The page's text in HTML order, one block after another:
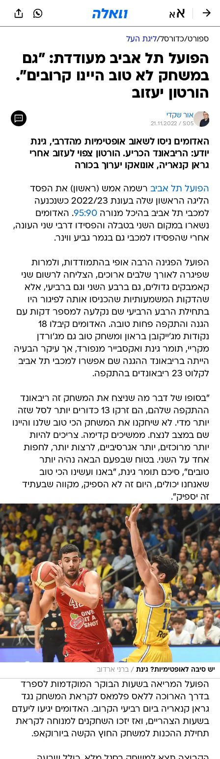
ספורט/כדורסל/ליגת העל
הפועל תל אביב מעודדת: "גם
במשחק לא טוב היינו קרובים".
הורטון יעזוב
אור שקדי
21.11.2022 / 5:05
האדומים ניסו לשאוב אופטימיות מהדרבי, גינת
יודע: הריבאונד הכריע. הורטון צפוי לעזוב אחרי
גראן קנאריה, אונואקו יערוך בכורה
הפועל תל אביב רשמה אמש (ראשון) את הפסד
הליגה הראשון שלה בעונת 2022/23 כשנכנעה
למכבי תל אביב בהיכל מנורה95:90. האדומים
נשארו במקום השני בטבלה והפסידו דרבי שני העונה,
אחרי שהפסידו למכבי גם בגמר גביע ווינר.
הפועל הפגינה הרבה אופי בהתמודדות, ולמרות
שפיגרה לאורך שלבים ארוכים, הצליחה לרשום שני
קאמבקים גדולים, גם ברבע השני וגם ברביעי, אלא
שהדקות המשמעותיות שהכניסו אותה לפיגור היו
בתחילת הרבע הרביעי שם נקלעה למספר דקות עם
הגנה והתקפה פחות טובה. האדומים קיבלו 18
נקודות מג'ייקובן בראון ומשחק טוב גם מג'ורדן
מקריי, תומר גינת ואקסבייר מנפורד, אך עיקר הבעיה
הייתה בריבאונד ההגנה שם אפשרו למכבי תל אביב
לקלוט 23 ריבאונדים בהתקפה.
"בסופו של דבר מה שניצח את המשחק זה ריבאונד
ההתקפה שלהם, הם זרקו 13 כדורים יותר לסל שזה
יותר מדי. לא שיחקנו את המשחק הכי טוב שלנו והיינו
שם במצב לנצח. ממשיכים קדימה. צריכים להיות
יותר מרוכזים, יותר אגרסיביים, לרצות יותר, לחפות
אחד על השני. בטוח שבפעם הבאה נהיה יותר
טובים", סיכם תומר גינת, "באנו ועשינו הכי טוב
שאנחנו יכולים, היום זה לא הספיק, מקווה שבעתיד
זה יספיק".
יש סיבה לאופטימיות? גינת / ברני ארדוב
הפועל המריאה בשעות הבוקר המוקדמות לספרד
בדרך הארוכה ללאס פלמאס לקראת המשחק נגד
גראן קנאריה ביום רביעי הקרוב. האדומים יגיעו ליעדם
בשעות הצהריים, ואז יזכו השחקנים למנוחה לקראת
תחילת ההכנות למשחק החוץ הקשה ביורוקאפ.